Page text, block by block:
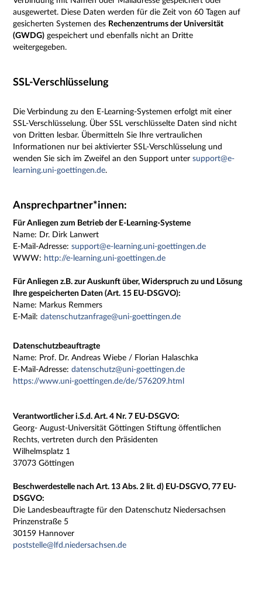
ausgewertet. Diese Daten werden für die Zeit von 60 Tagen auf
gesicherten Systemen des Rechenzentrums der Universität
(GWDG) gespeichert und ebenfalls nicht an Dritte
weitergegeben.
SSL-Verschlüsselung
Die Verbindung zu den E-Learning-Systemen erfolgt mit einer
SSL-Verschlüsselung. Über SSL verschlüsselte Daten sind nicht
von Dritten lesbar. Übermitteln Sie Ihre vertraulichen
Informationen nur bei aktivierter SSL-Verschlüsselung und
wenden Sie sich im Zweifel an den Support untersupport@e-
learning.uni-goettingen.de.
Ansprechpartner*innen:
Für Anliegen zum Betrieb der E-Learning-Systeme
Name: Dr. Dirk Lanwert
E-Mail-Adresse:support@e-learning.uni-goettingen.de
WWW: http://e-learning.uni-goettingen.de
Für Anliegen z.B. zur Auskunft über, Widerspruch zu und Lösung
Ihre gespeicherten Daten (Art. 15 EU-DSGVO):
Name: Markus Remmers
E-Mail:datenschutzanfrage@uni-goettingen.de
Datenschutzbeauftragte
Name: Prof. Dr. Andreas Wiebe / Florian Halaschka
E-Mail-Adresse:datenschutz@uni-goettingen.de
https://www.uni-goettingen.de/de/576209.html
Verantwortlicher i.S.d. Art. 4 Nr. 7 EU-DSGVO:
Georg- August-Universität Göttingen Stiftung öffentlichen
Rechts, vertreten durch den Präsidenten
Wilhelmsplatz 1
37073 Göttingen
Beschwerdestelle nach Art. 13 Abs. 2 lit. d) EU-DSGVO, 77 EU-
DSGVO:
Die Landesbeauftragte für den Datenschutz Niedersachsen
Prinzenstraße 5
30159 Hannover
poststelle@lfd.niedersachsen.de